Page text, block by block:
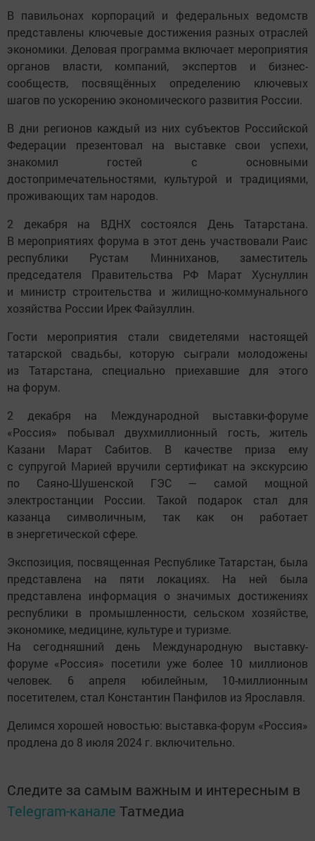
В павильонах корпораций и федеральных ведомств
представлены ключевые достижения разных отраслей
экономики. Деловая программа включает мероприятия
органов власти, компаний, экспертов и бизнес-
сообществ, посвящённых определению ключевых
шагов по ускорению экономического развития России.
В дни регионов каждый из них субъектов Российской
Федерации презентовал на выставке свои успехи,
знакомил гостей с основными
достопримечательностями, культурой и традициями,
проживающих там народов.
2 декабря на ВДНХ состоялся День Татарстана.
В мероприятиях форума в этот день участвовали Раис
республики Рустам Минниханов, заместитель
председателя Правительства РФ Марат Хуснуллин
и министр строительства и жилищно-коммунального
хозяйства России Ирек Файзуллин.
Гости мероприятия стали свидетелями настоящей
татарской свадьбы, которую сыграли молодожены
из Татарстана, специально приехавшие для этого
на форум.
2 декабря на Международной выставки-форуме
«Россия» побывал двухмиллионный гость, житель
Казани Марат Сабитов. В качестве приза ему
с супругой Марией вручили сертификат на экскурсию
по Саяно-Шушенской ГЭС — самой мощной
электростанции России. Такой подарок стал для
казанца символичным, так как он работает
в энергетической сфере.
Экспозиция, посвященная Республике Татарстан, была
представлена на пяти локациях. На ней была
представлена информация о значимых достижениях
республики в промышленности, сельском хозяйстве,
экономике, медицине, культуре и туризме.
На сегодняшний день Международную выставку-
форуме «Россия» посетили уже более 10 миллионов
человек. 6 апреля юбилейным, 10-миллионным
посетителем, стал Константин Панфилов из Ярославля.
Делимся хорошей новостью: выставка-форум «Россия»
продлена до 8 июля 2024 г. включительно.
Следите за самым важным и интересным в
Telegram-канале Татмедиа